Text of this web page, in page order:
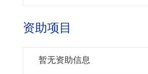
资助项目
暂无资助信息